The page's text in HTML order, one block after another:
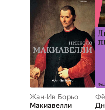
Жан-Ив Борьо
Макиавелли